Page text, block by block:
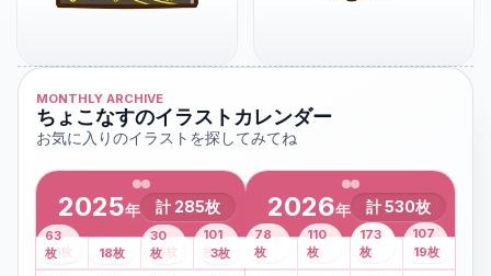
MONTHLY ARCHIVE
ちょこなすのイラストカレンダー
お気に入りのイラストを探してみてね
2025年 計 285枚
1月
2枚 2月 3月 4月
8枚
41 枚 13枚 6枚
101
枚
63
枚
18枚
30
枚
3枚
2026年 計530枚
1月 2月 3月
43
枚
4月
107
枚
78
枚
110
枚
173
枚
19枚